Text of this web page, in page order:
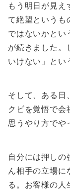
もう明日が見え
て絶望というも
ではないかとい
が続きました。
いけない」とい
そして、ある日
クビを覚悟で会
思うやり方でや
自分には押しの
ん相手の立場に
る。お客様の人